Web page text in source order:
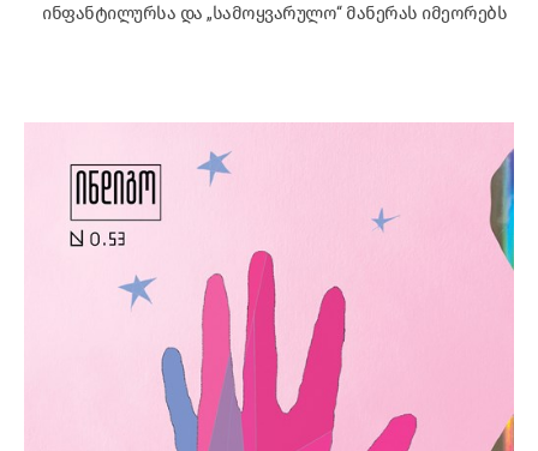
ინფანტილურსა და „სამოყვარულო“ მანერას იმეორებს